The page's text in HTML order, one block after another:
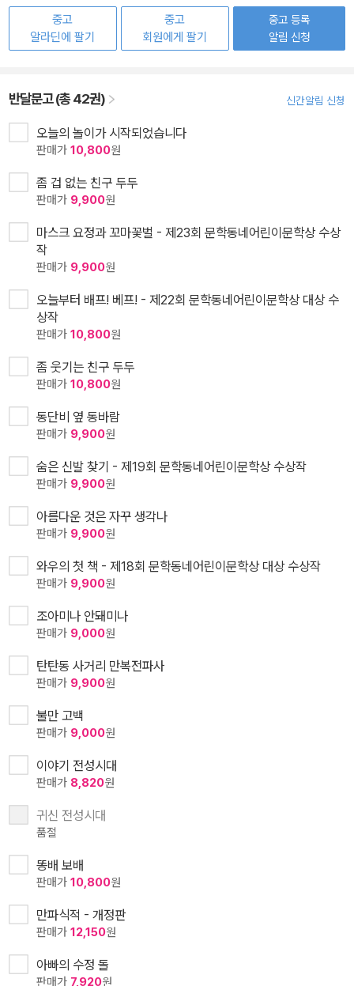
중고
알라딘에 팔기
중고
회원에게 팔기
중고 등록
알림 신청
반달문고 (총 42권) 신간알림 신청
오늘의 놀이가 시작되었습니다
판매가 10,800원
좀 겁 없는 친구 두두
판매가 9,900원
마스크 요정과 꼬마꽃벌 - 제23회 문학동네어린이문학상 수상
작
판매가 9,900원
오늘부터 배프! 베프! - 제22회 문학동네어린이문학상 대상 수
상작
판매가 10,800원
좀 웃기는 친구 두두
판매가 10,800원
동단비 옆 동바람
판매가 9,900원
숨은 신발 찾기 - 제19회 문학동네어린이문학상 수상작
판매가 9,900원
아름다운 것은 자꾸 생각나
판매가 9,900원
와우의 첫 책 - 제18회 문학동네어린이문학상 대상 수상작
판매가 9,900원
조아미나 안돼미나
판매가 9,000원
탄탄동 사거리 만복전파사
판매가 9,900원
불만 고백
판매가 9,000원
이야기 전성시대
판매가 8,820원
귀신 전성시대
품절
똥배 보배
판매가 10,800원
만파식적 - 개정판
판매가 12,150원
아빠의 수정 돌
판매가 7,920원